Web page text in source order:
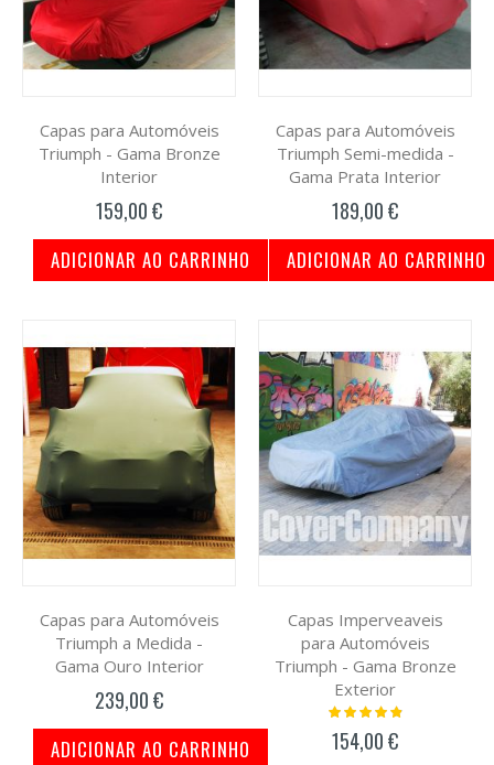
Capas para Automóveis
Triumph - Gama Bronze
Interior
159,00 €
ADICIONAR AO CARRINHO
Capas para Automóveis
Triumph Semi-medida -
Gama Prata Interior
189,00 €
ADICIONAR AO CARRINHO
Capas para Automóveis
Triumph a Medida -
Gama Ouro Interior
239,00 €
ADICIONAR AO CARRINHO
Capas Imperveaveis
para Automóveis
Triumph - Gama Bronze
Exterior
Classificação:
154,00 €